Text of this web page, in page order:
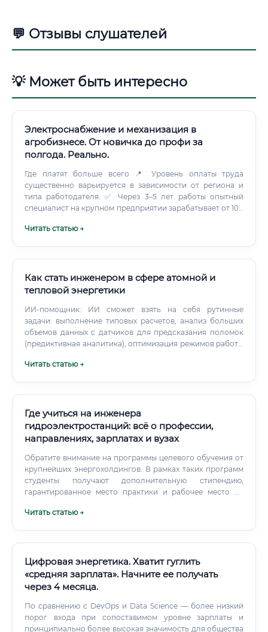
💬 Отзывы слушателей
💡 Может быть интересно
Электроснабжение и механизация в
агробизнесе. От новичка до профи за
полгода. Реально.
Где платят больше всего 📍 Уровень оплаты труда
существенно варьируется в зависимости от региона и
типа работодателя: ✅ Через 3–5 лет работы опытный
специалист на крупном предприятии зарабатывает от 100
агрохолдинга регионального масштаба — до 250 000
Читать статью →
Как стать инженером в сфере атомной и
тепловой энергетики
ИИ-помощник: ИИ сможет взять на себя рутинные
задачи: выполнение типовых расчетов, анализ больших
объемов данных с датчиков для предсказания поломок
(предиктивная аналитика), оптимизация режимов работы
за принятие окончательных решений, особенно
решать нештатные, творческие инженерные задачи.
Читать статью →
Где учиться на инженера
гидроэлектростанций: всё о профессии,
направлениях, зарплатах и вузах
Обратите внимание на программы целевого обучения от
крупнейших энергохолдингов. В рамках таких программ
студенты получают дополнительную стипендию,
гарантированное место практики и рабочее место на
образовательного траектории зависит от ваших
Читать статью →
Цифровая энергетика. Хватит гуглить
«средняя зарплата». Начните ее получать
через 4 месяца.
По сравнению с DevOps и Data Science — более низкий
порог входа при сопоставимом уровне зарплаты и
принципиально более высокая значимость для общества